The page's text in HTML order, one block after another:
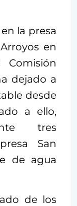
la presa
en
dejado a
desde
a ello,
tres
San
de agua
de los